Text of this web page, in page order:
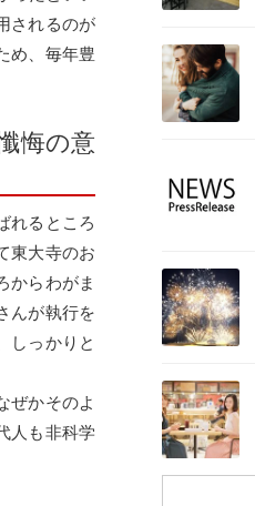
されるのが
め、毎年豊
悔の意
れるところ
東大寺のお
からわがま
んが執行を
しっかりと
ぜかそのよ
人も非科学